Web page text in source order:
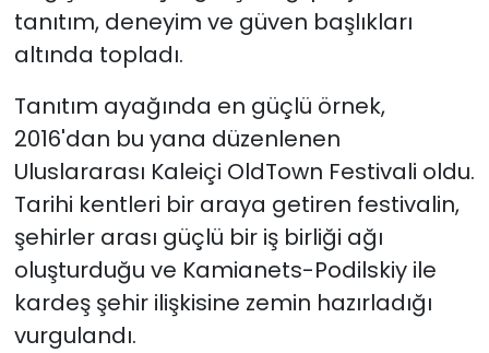
tanıtım, deneyim ve güven başlıkları
altında topladı.
Tanıtım ayağında en güçlü örnek,
2016'dan bu yana düzenlenen
Uluslararası Kaleiçi OldTown Festivali oldu.
Tarihi kentleri bir araya getiren festivalin,
şehirler arası güçlü bir iş birliği ağı
oluşturduğu ve Kamianets-Podilskiy ile
kardeş şehir ilişkisine zemin hazırladığı
vurgulandı.